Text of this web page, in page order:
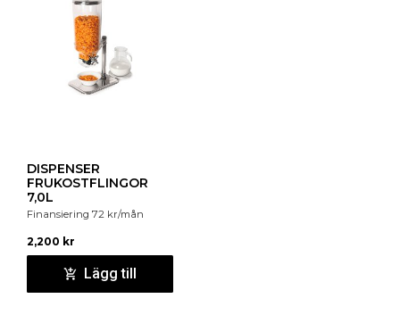
DISPENSER
FRUKOSTFLINGOR
7,0L
Finansiering 72 kr/mån
2,200 kr
Lägg till